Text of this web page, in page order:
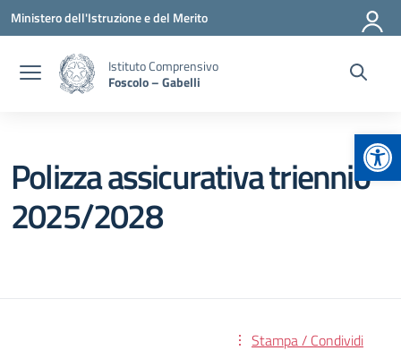
Vai ai contenuti
Vai al menu di navigazione
Vai al footer
Ministero dell'Istruzione e del Merito
Istituto Comprensivo
Foscolo – Gabelli
Polizza assicurativa triennio
2025/2028
Stampa / Condividi